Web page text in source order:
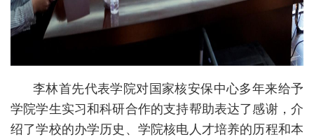
李林首先代表学院对国家核安保中心多年来给予
学院学生实习和科研合作的支持帮助表达了感谢，介
绍了学校的办学历史、学院核电人才培养的历程和本